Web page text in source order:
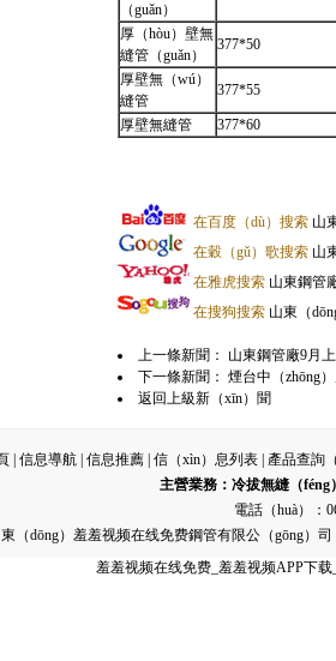
（guǎn）
厚（hòu）壁無
縫管（guǎn）
377*50
厚壁無（wú）
縫管
377*55
厚壁無縫管 377*60
在百度（dù）搜索山
在穀（gǔ）歌搜索山
在雅虎搜索山東鋼管
在搜狗搜索山東（
上一條新聞：
山東鋼管廠9月
下一條新聞： 煙台中（zhōng
返回上級新（xīn）聞
信息導航 信息推薦 信（xìn）息列表
產品查詢
主營業務： 冷拔無縫（féng
電話（huà）：
東（dōng）羞羞视频在线免费鋼管有限公（gōng）
羞羞视频在线免费_羞羞视频APP下